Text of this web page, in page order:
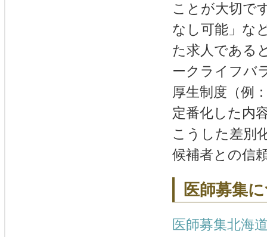
ことが大切で
なし可能」な
た求人である
ークライフバ
厚生制度（例
定番化した内
こうした差別
候補者との信
医師募集
医師募集北海